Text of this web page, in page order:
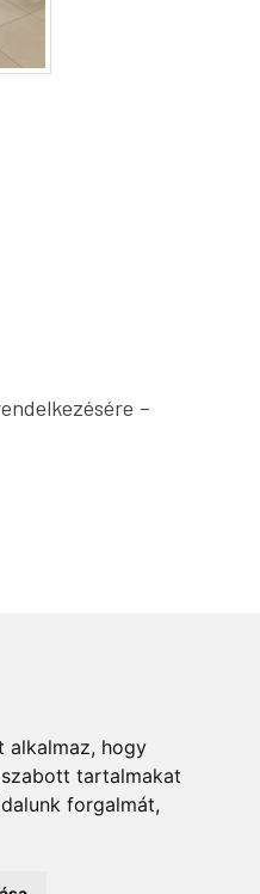
alkalmaz, hogy
tartalmakat
forgalmát,
–